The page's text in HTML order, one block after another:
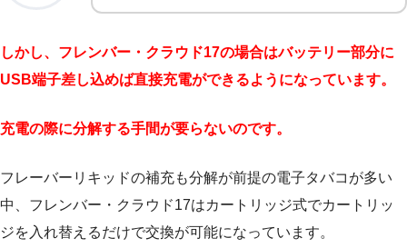
しかし、フレンバー・クラウド17の場合はバッテリー部分に
USB端子差し込めば直接充電ができるようになっています。
充電の際に分解する手間が要らないのです。
フレーバーリキッドの補充も分解が前提の電子タバコが多い
中、フレンバー・クラウド17はカートリッジ式でカートリッ
ジを入れ替えるだけで交換が可能になっています。